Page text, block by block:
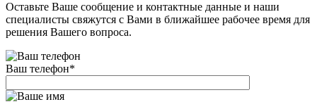
Оставьте Ваше сообщение и контактные данные и наши
специалисты свяжутся с Вами в ближайшее рабочее время для
решения Вашего вопроса.
Ваш телефон*